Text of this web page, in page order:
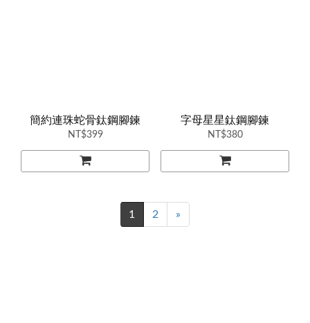
簡約連珠蛇骨鈦鋼腳鍊
NT$399
字母星星鈦鋼腳鍊
NT$380
1 2 »